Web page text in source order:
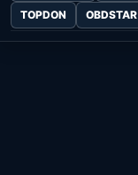
TOPDON
OBDSTAR
Skip to